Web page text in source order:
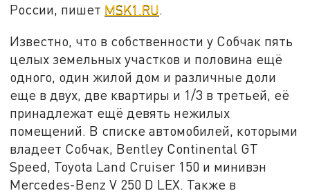
России, пишет MSK1.RU.
Известно, что в собственности у Собчак пять
целых земельных участков и половина ещё
одного, один жилой дом и различные доли
еще в двух, две квартиры и 1/3 в третьей, её
принадлежат ещё девять нежилых
помещений. В списке автомобилей, которыми
владеет Собчак, Bentley Continental GT
Speed, Toyota Land Cruiser 150 и минивэн
Mercedes-Benz V 250 D LEX. Также в